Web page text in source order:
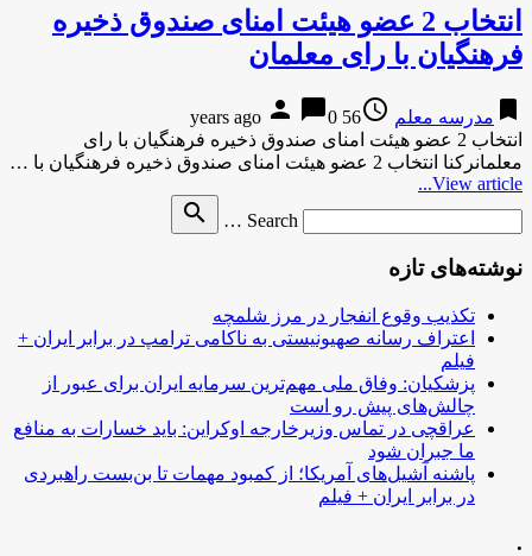
انتخاب 2 عضو هیئت امنای صندوق ذخیره
فرهنگیان با رای معلمان
bookmark مدرسه معلم access_time
56 years ago
person chat_bubble0
انتخاب 2 عضو هیئت امنای صندوق ذخیره فرهنگیان با رای
معلمانرکنا انتخاب 2 عضو هیئت امنای صندوق ذخیره فرهنگیان با …
View article...
Search …
search
نوشته‌های تازه
تکذیب وقوع انفجار در مرز شلمچه
اعتراف رسانه صهیونیستی به ناکامی ترامپ در برابر ایران +
فیلم
پزشکیان: وفاق ملی مهم‌ترین سرمایه ایران برای عبور از
چالش‌های پیش رو است
عراقچی در تماس وزیرخارجه اوکراین: باید خسارات به منافع
ما جبران شود
پاشنه آشیل‌های آمریکا؛ از کمبود مهمات تا بن‌بست راهبردی
در برابر ایران + فیلم
.